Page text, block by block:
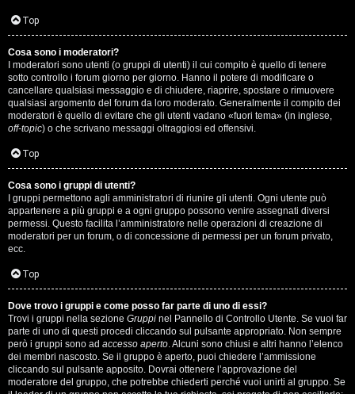
Top
Cosa sono i moderatori?
I moderatori sono utenti (o gruppi di utenti) il cui compito è quello di tenere
sotto controllo i forum giorno per giorno. Hanno il potere di modificare o
cancellare qualsiasi messaggio e di chiudere, riaprire, spostare o rimuovere
qualsiasi argomento del forum da loro moderato. Generalmente il compito dei
moderatori è quello di evitare che gli utenti vadano «fuori tema» (in inglese,
off-topic) o che scrivano messaggi oltraggiosi ed offensivi.
Top
Cosa sono i gruppi di utenti?
I gruppi permettono agli amministratori di riunire gli utenti. Ogni utente può
appartenere a più gruppi e a ogni gruppo possono venire assegnati diversi
permessi. Questo facilita l’amministratore nelle operazioni di creazione di
moderatori per un forum, o di concessione di permessi per un forum privato,
ecc.
Top
Dove trovo i gruppi e come posso far parte di uno di essi?
Trovi i gruppi nella sezione Gruppi nel Pannello di Controllo Utente. Se vuoi far
parte di uno di questi procedi cliccando sul pulsante appropriato. Non sempre
però i gruppi sono ad accesso aperto. Alcuni sono chiusi e altri hanno l’elenco
dei membri nascosto. Se il gruppo è aperto, puoi chiedere l’ammissione
cliccando sul pulsante apposito. Dovrai ottenere l’approvazione del
moderatore del gruppo, che potrebbe chiederti perché vuoi unirti al gruppo. Se
r
c
o
r
s
i
M
u
s
i
c
a
l
i
.